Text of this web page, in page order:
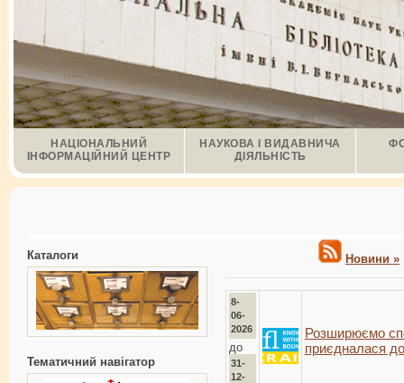
НАЦІОНАЛЬНИЙ
ІНФОРМАЦІЙНИЙ ЦЕНТР
НАУКОВА І ВИДАВНИЧА
ДІЯЛЬНІСТЬ
Каталоги
Тематичний навігатор
Новини »
8-
06-
2026
до
31-
12-
Розширюємо
приєдналася